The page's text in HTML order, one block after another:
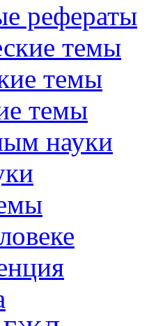
рефераты
темы
темы
темы
науки